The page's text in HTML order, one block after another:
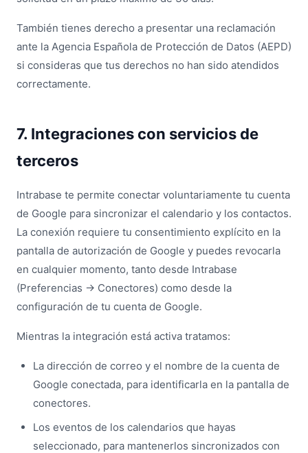
También tienes derecho a presentar una reclamación
ante la Agencia Española de Protección de Datos (AEPD)
si consideras que tus derechos no han sido atendidos
correctamente.
7. Integraciones con servicios de
terceros
Intrabase te permite conectar voluntariamente tu cuenta
de Google para sincronizar el calendario y los contactos.
La conexión requiere tu consentimiento explícito en la
pantalla de autorización de Google y puedes revocarla
en cualquier momento, tanto desde Intrabase
(Preferencias → Conectores) como desde la
configuración de tu cuenta de Google.
Mientras la integración está activa tratamos:
La dirección de correo y el nombre de la cuenta de
Google conectada, para identificarla en la pantalla de
conectores.
Los eventos de los calendarios que hayas
seleccionado, para mantenerlos sincronizados con